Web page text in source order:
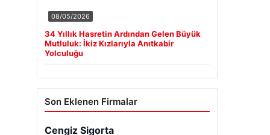
08/05/2026
34 Yıllık Hasretin Ardından Gelen Büyük
Mutluluk: İkiz Kızlarıyla Anıtkabir
Yolculuğu
Son Eklenen Firmalar
Cengiz Sigorta